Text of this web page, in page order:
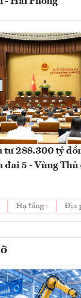
tư 288.300 tỷ
đai 5 - Vùng
Hạ tầng Địa